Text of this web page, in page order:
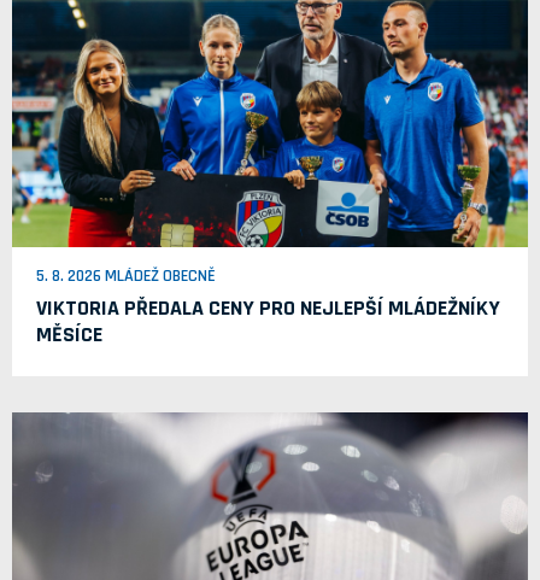
5. 8. 2026 MLÁDEŽ OBECNĚ
VIKTORIA PŘEDALA CENY PRO NEJLEPŠÍ MLÁDEŽNÍKY
MĚSÍCE